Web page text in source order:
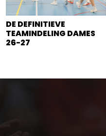
DE DEFINITIEVE
TEAMINDELING DAMES
26-27